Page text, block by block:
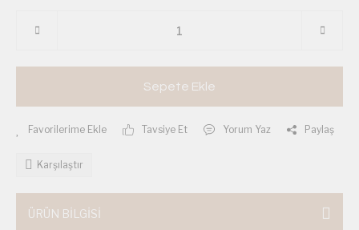
Sepete Ekle
Tavsiye Et Yorum Yaz Paylaş
Karşılaştır
ÜRÜN BİLGİSİ